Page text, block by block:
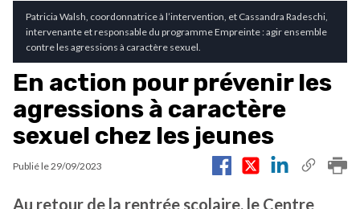
Patricia Walsh, coordonnatrice à l’intervention, et Cassandra Radeschi,
intervenante et responsable du programme Empreinte : agir ensemble
contre les agressions à caractère sexuel.
En action pour prévenir les
agressions à caractère
sexuel chez les jeunes
Publié le29/09/2023
Au retour de la rentrée scolaire, le Centre